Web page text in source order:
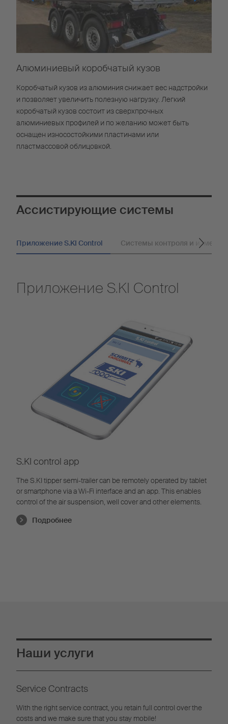
Алюминиевый коробчатый кузов
Коробчатый кузов из алюминия снижает вес надстройки
и позволяет увеличить полезную нагрузку. Легкий
коробчатый кузов состоит из сверхпрочных
алюминиевых профилей и по желанию может быть
оснащен износостойкими пластинами или
пластмассовой облицовкой.
Ассистирующие системы
Приложение S.KI Control Системы контроля и
Приложение S.KI Control
S.KI control app
The S.KI tipper semi-trailer can be remotely operated by tablet
or smartphone via a Wi-Fi interface and an app. This enables
control of the air suspension, well cover and other elements.
Подробнее
Наши услуги
Service Contracts
With the right service contract, you retain full control over the
costs and we make sure that you stay mobile!